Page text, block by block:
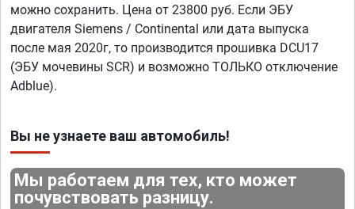
можно сохранить. Цена от 23800 руб. Если ЭБУ
двигателя Siemens / Continental или дата выпуска
после мая 2020г, то производится прошивка DCU17
(ЭБУ мочевины SCR) и возможно ТОЛЬКО отключение
Adblue).
Вы не узнаете ваш автомобиль!
Мы работаем для тех, кто может
почувствовать разницу.